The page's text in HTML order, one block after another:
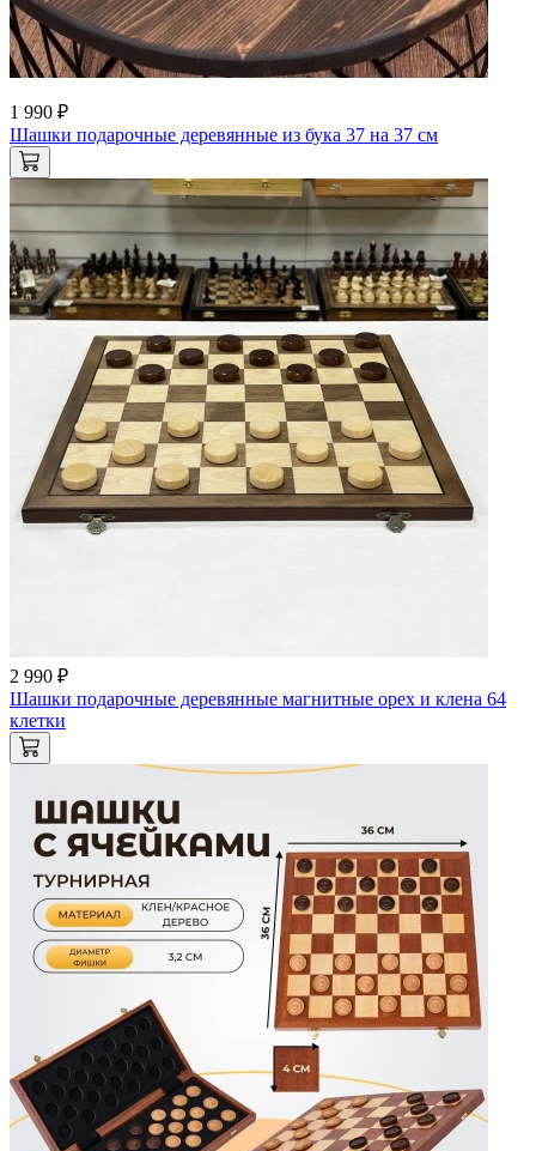
1 990 ₽
Шашки подарочные деревянные из бука 37 на 37 см
2 990 ₽
Шашки подарочные деревянные магнитные орех и клена 64
клетки